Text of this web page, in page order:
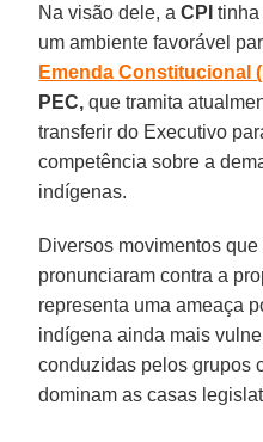
Na visão dele, aCPI tinha
um ambiente favorável
Emenda Constitucional
PEC, que tramita
transferir do Executivo
competência sobre a
indígenas.
Diversos movimentos
pronunciaram contra a
representa uma ameaça
indígena ainda mais
conduzidas pelos grupos
dominam as casas